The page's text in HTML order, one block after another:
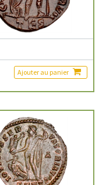
Ajouter au panier